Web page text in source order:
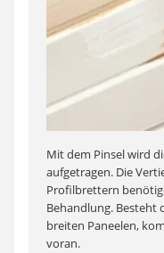
Mit dem Pinsel wird
aufgetragen. Die
Profilbrettern
Behandlung. Besteht
breiten Paneelen,
voran.